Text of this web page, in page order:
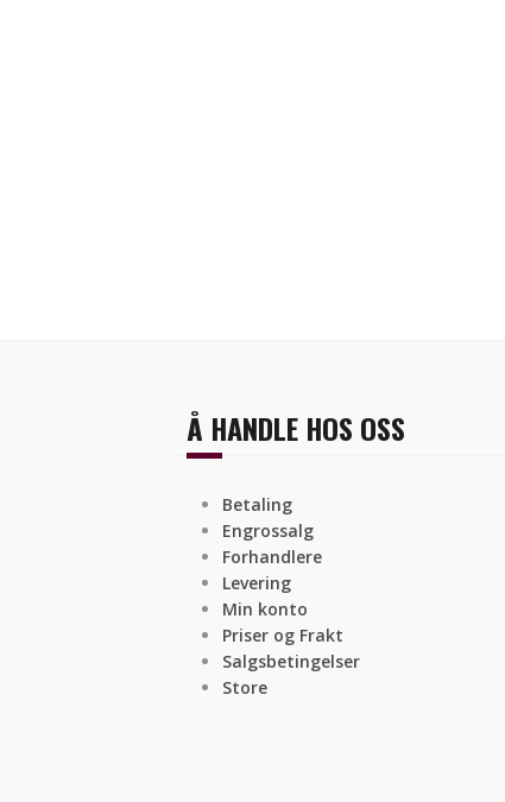
Å HANDLE HOS OSS
Betaling
Engrossalg
Forhandlere
Levering
Min konto
Priser og Frakt
Salgsbetingelser
Store